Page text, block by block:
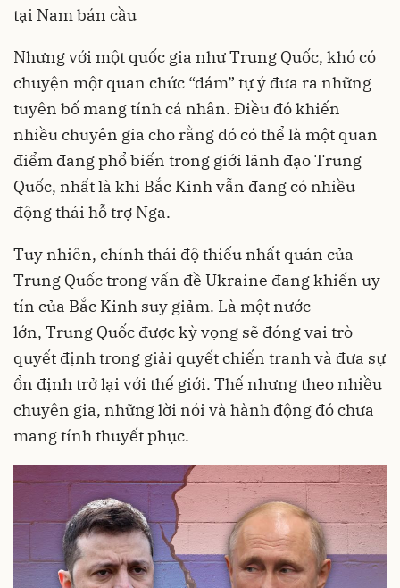
tại Nam bán cầu
Nhưng với một quốc gia như Trung Quốc, khó có
chuyện một quan chức “dám” tự ý đưa ra những
tuyên bố mang tính cá nhân. Điều đó khiến
nhiều chuyên gia cho rằng đó có thể là một quan
điểm đang phổ biến trong giới lãnh đạo Trung
Quốc, nhất là khi Bắc Kinh vẫn đang có nhiều
động thái hỗ trợ Nga.
Tuy nhiên, chính thái độ thiếu nhất quán của
Trung Quốc trongvấn đề Ukraine đang khiến uy
tín của Bắc Kinh suy giảm. Là một nước
lớn, Trung Quốc được kỳ vọng sẽ đóng vai trò
quyết định trong giải quyết chiến tranh và đưa sự
ổn định trở lại với thế giới. Thế nhưng theo nhiều
chuyên gia, những lời nói và hành động đó chưa
mang tính thuyết phục.